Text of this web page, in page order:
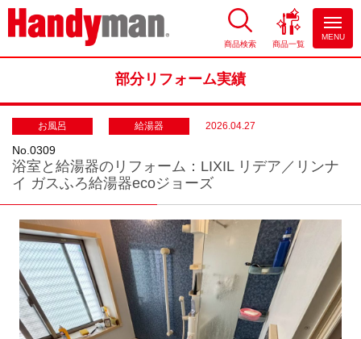
お風呂やキッチンのリフォーム
商品検索 商品一覧
MENU
部分リフォーム実績
お風呂 給湯器 2026.04.27
No.0309
浴室と給湯器のリフォーム：LIXIL リデア／リンナ
イ ガスふろ給湯器ecoジョーズ